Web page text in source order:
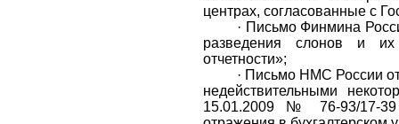
центрах, согласованные с
· Письмо Финмина
разведения слонов и
отчетности»;
· Письмо НМС России
недействительными
15.01.2009 № 76-93/17-